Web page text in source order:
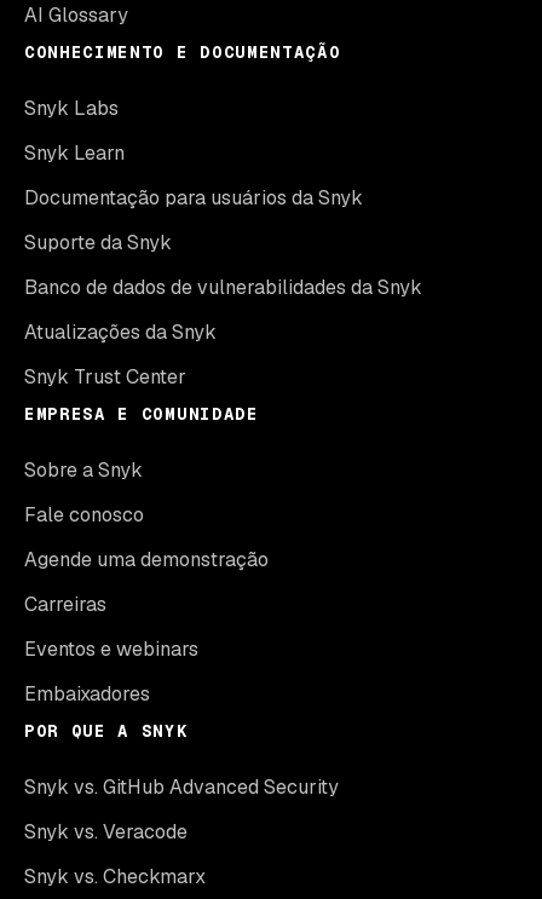
AI Glossary
CONHECIMENTO E DOCUMENTAÇÃO
Snyk Labs
Snyk Learn
Documentação para usuários da Snyk
Suporte da Snyk
Banco de dados de vulnerabilidades da Snyk
Atualizações da Snyk
Snyk Trust Center
EMPRESA E COMUNIDADE
Sobre a Snyk
Fale conosco
Agende uma demonstração
Carreiras
Eventos e webinars
Embaixadores
POR QUE A SNYK
Snyk vs. GitHub Advanced Security
Snyk vs. Veracode
Snyk vs. Checkmarx